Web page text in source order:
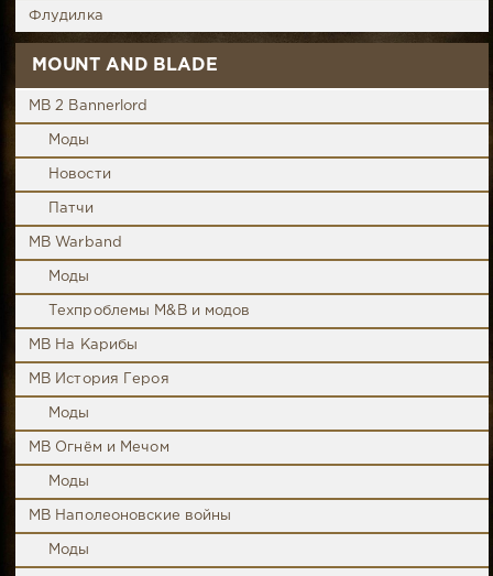
Флудилка
MOUNT AND BLADE
MB 2 Bannerlord
Моды
Новости
Патчи
MB Warband
Моды
Техпроблемы M&B и модов
MB На Карибы
MB История Героя
Моды
MB Огнём и Мечом
Моды
MB Наполеоновские войны
Моды